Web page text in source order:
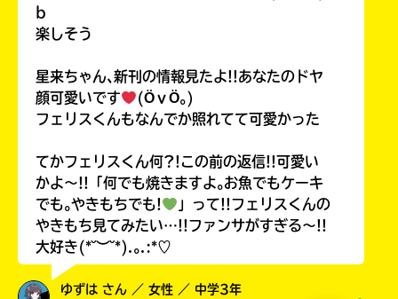
b
楽しそう
星来ちゃん､新刊の情報見たよ!!あなたのドヤ
顔可愛いです
(ӦｖӦ｡)
フェリスくんもなんでか照れてて可愛かった
てかフェリスくん何?!この前の返信!!可愛い
かよ〜!!「何でも焼きますよ｡お魚でもケーキ
でも｡やきもちでも!
」って!!フェリスくんの
やきもち見てみたい…!!ファンサがすぎる〜!!
大好き(*˘︶˘*).｡.:*♡
ゆずは さん ／ 女性 ／ 中学3年